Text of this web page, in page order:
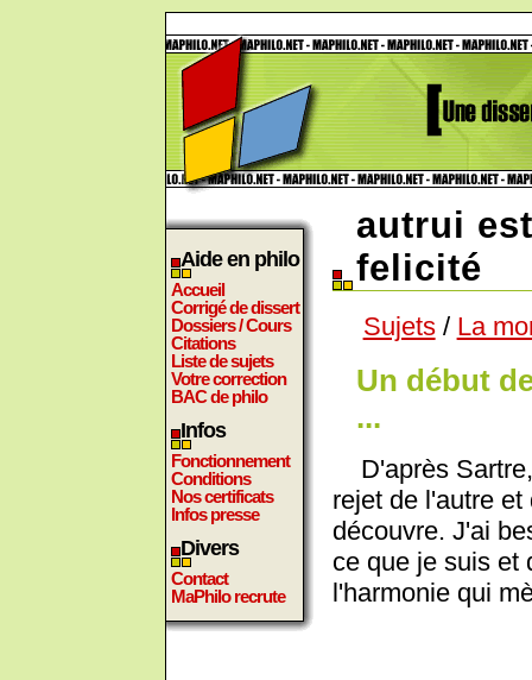
Aide en philo
Accueil
Corrigé de dissert
Dossiers / Cours
Citations
Liste de sujets
Votre correction
BAC de philo
Infos
Fonctionnement
Conditions
Nos certificats
Infos presse
Divers
Contact
MaPhilo recrute
autrui
felicité
Sujets/ La
Un début
...
D'après
rejet de l'autre
découvre. J'ai
ce que je suis et
l'harmonie qui